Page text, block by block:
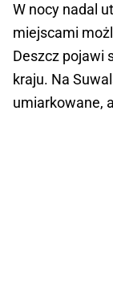
W nocy nadal
miejscami
Deszcz pojawi
kraju. Na
umiarkowane,